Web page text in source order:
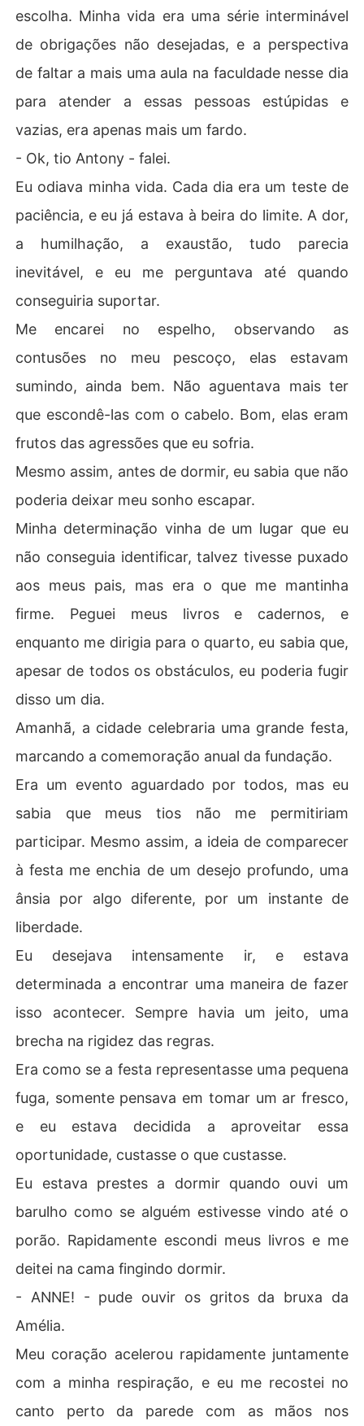
escolha. Minha vida era uma série interminável
de obrigações não desejadas, e a perspectiva
de faltar a mais uma aula na faculdade nesse dia
para atender a essas pessoas estúpidas e
vazias, era apenas mais um fardo.
- Ok, tio Antony - falei.
Eu odiava minha vida. Cada dia era um teste de
paciência, e eu já estava à beira do limite. A dor,
a humilhação, a exaustão, tudo parecia
inevitável, e eu me perguntava até quando
conseguiria suportar.
Me encarei no espelho, observando as
contusões no meu pescoço, elas estavam
sumindo, ainda bem. Não aguentava mais ter
que escondê-las com o cabelo. Bom, elas eram
frutos das agressões que eu sofria.
Mesmo assim, antes de dormir, eu sabia que não
poderia deixar meu sonho escapar.
Minha determinação vinha de um lugar que eu
não conseguia identificar, talvez tivesse puxado
aos meus pais, mas era o que me mantinha
firme. Peguei meus livros e cadernos, e
enquanto me dirigia para o quarto, eu sabia que,
apesar de todos os obstáculos, eu poderia fugir
disso um dia.
Amanhã, a cidade celebraria uma grande festa,
marcando a comemoração anual da fundação.
Era um evento aguardado por todos, mas eu
sabia que meus tios não me permitiriam
participar. Mesmo assim, a ideia de comparecer
à festa me enchia de um desejo profundo, uma
ânsia por algo diferente, por um instante de
liberdade.
Eu desejava intensamente ir, e estava
determinada a encontrar uma maneira de fazer
isso acontecer. Sempre havia um jeito, uma
brecha na rigidez das regras.
Era como se a festa representasse uma pequena
fuga, somente pensava em tomar um ar fresco,
e eu estava decidida a aproveitar essa
oportunidade, custasse o que custasse.
Eu estava prestes a dormir quando ouvi um
barulho como se alguém estivesse vindo até o
porão. Rapidamente escondi meus livros e me
deitei na cama fingindo dormir.
- ANNE! - pude ouvir os gritos da bruxa da
Amélia.
Meu coração acelerou rapidamente juntamente
com a minha respiração, e eu me recostei no
canto perto da parede com as mãos nos